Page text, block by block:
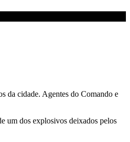
da cidade. Agentes do Comando e
um dos explosivos deixados pelos